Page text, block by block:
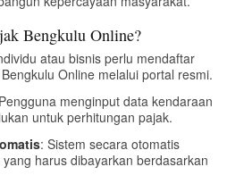
Bengkulu Online?
atau bisnis perlu mendaftar
Online melalui portal resmi.
menginput data kendaraan
untuk perhitungan pajak.
: Sistem secara otomatis
harus dibayarkan berdasarkan